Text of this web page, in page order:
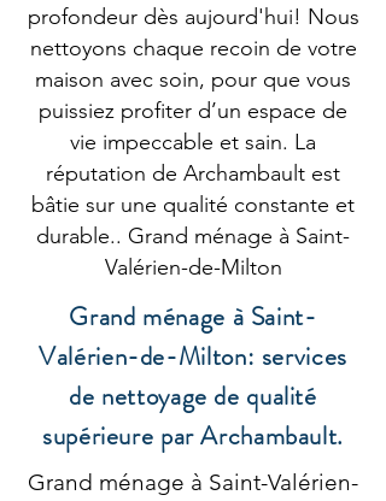
profondeur dès aujourd'hui! Nous
nettoyons chaque recoin de votre
maison avec soin, pour que vous
puissiez profiter d’un espace de
vie impeccable et sain. La
réputation de Archambault est
bâtie sur une qualité constante et
durable.. Grand ménage à Saint-
Valérien-de-Milton
Grand ménage à Saint-
Valérien-de-Milton: services
de nettoyage de qualité
supérieure par Archambault.
Grand ménage à Saint-Valérien-